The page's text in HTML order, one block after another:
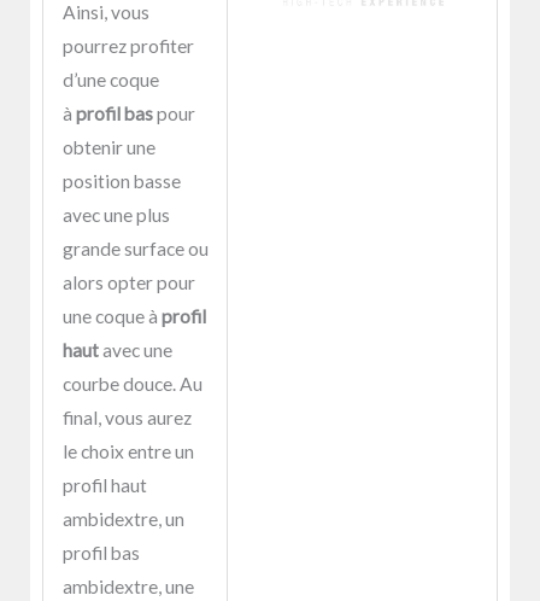
Ainsi, vous
pourrez profiter
d’une coque
à profil baspour
obtenir une
position basse
avec une plus
grande surface ou
alors opter pour
une coque à profil
hautavec une
courbe douce. Au
final, vous aurez
le choix entre un
profil haut
ambidextre, un
profil bas
ambidextre, une